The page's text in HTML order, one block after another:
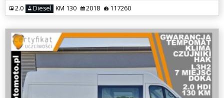
2.0 Diesel KM 130 2018 117260